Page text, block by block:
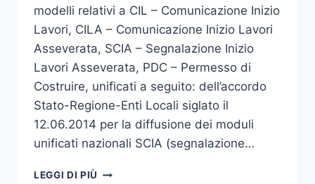
modelli relativi a CIL – Comunicazione Inizio
Lavori, CILA – Comunicazione Inizio Lavori
Asseverata, SCIA – Segnalazione Inizio
Lavori Asseverata, PDC – Permesso di
Costruire, unificati a seguito: dell’accordo
Stato-Regione-Enti Locali siglato il
12.06.2014 per la diffusione dei moduli
unificati nazionali SCIA (segnalazione…
LEGGI DI PIÙ PUBBLICAZIONE